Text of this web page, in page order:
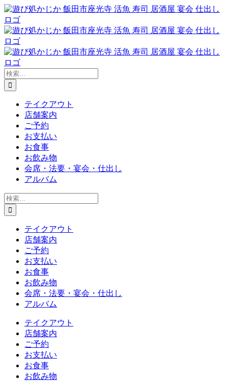
Skip
to
content
検
索
…
テイクアウト
店舗案内
ご予約
お支払い
お食事
お飲み物
会席・法要・宴会・仕出し
アルバム
検
索
…
テイクアウト
店舗案内
ご予約
お支払い
お食事
お飲み物
会席・法要・宴会・仕出し
アルバム
テイクアウト
店舗案内
ご予約
お支払い
お食事
お飲み物